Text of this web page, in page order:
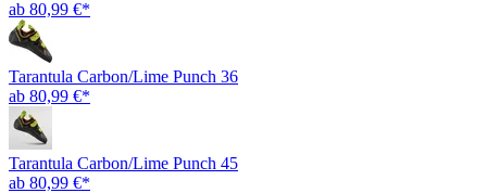
ab 80,99 €*
Tarantula Carbon/Lime Punch 36
ab 80,99 €*
Tarantula Carbon/Lime Punch 45
ab 80,99 €*